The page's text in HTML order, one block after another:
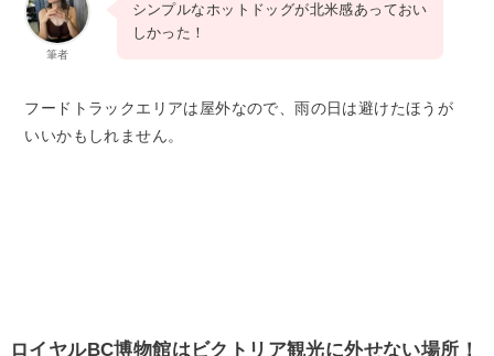
筆者
シンプルなホットドッグが北米感あっておい
しかった！
フードトラックエリアは屋外なので、雨の日は避けたほうが
いいかもしれません。
ロイヤルBC博物館はビクトリア観光に外せない場所！